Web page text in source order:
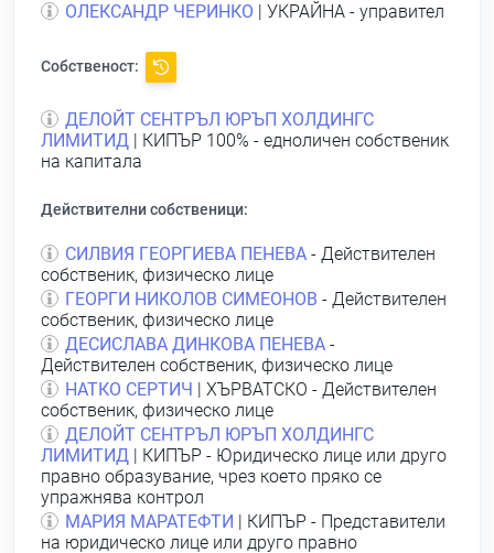
ОЛЕКСАНДР ЧЕРИНКО | УКРАЙНА - управител
Собственост:
ДЕЛОЙТ СЕНТРЪЛ ЮРЪП ХОЛДИНГС
ЛИМИТИД | КИПЪР 100% - едноличен собственик
на капитала
Действителни собственици:
СИЛВИЯ ГЕОРГИЕВА ПЕНЕВА - Действителен
собственик, физическо лице
ГЕОРГИ НИКОЛОВ СИМЕОНОВ - Действителен
собственик, физическо лице
ДЕСИСЛАВА ДИНКОВА ПЕНЕВА -
Действителен собственик, физическо лице
НАТКО СЕРТИЧ
| ХЪРВАТСКО - Действителен
собственик, физическо лице
ДЕЛОЙТ СЕНТРЪЛ ЮРЪП ХОЛДИНГС
ЛИМИТИД | КИПЪР - Юридическо лице или друго
правно образувание, чрез което пряко се
упражнява контрол
МАРИЯ МАРАТЕФТИ
| КИПЪР - Представители
на юридическо лице или друго правно